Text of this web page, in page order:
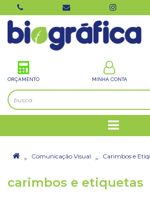
ORÇAMENTO MINHA CONTA
Comunicação Visual Carimbos e
carimbos e etiquetas